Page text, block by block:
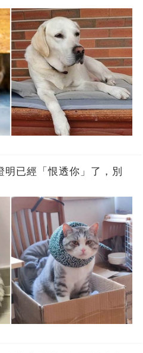
已經「恨透你」了，別